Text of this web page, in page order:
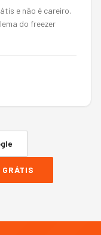
e não é careiro.
do freezer
GRÁTIS